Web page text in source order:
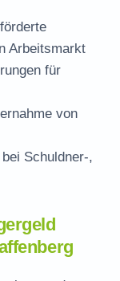
Arbeitsmarkt
für
von
Schuldner-,